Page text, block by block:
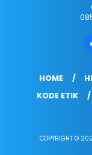
HOME
KODE ETIK
COPYRIGHT ©